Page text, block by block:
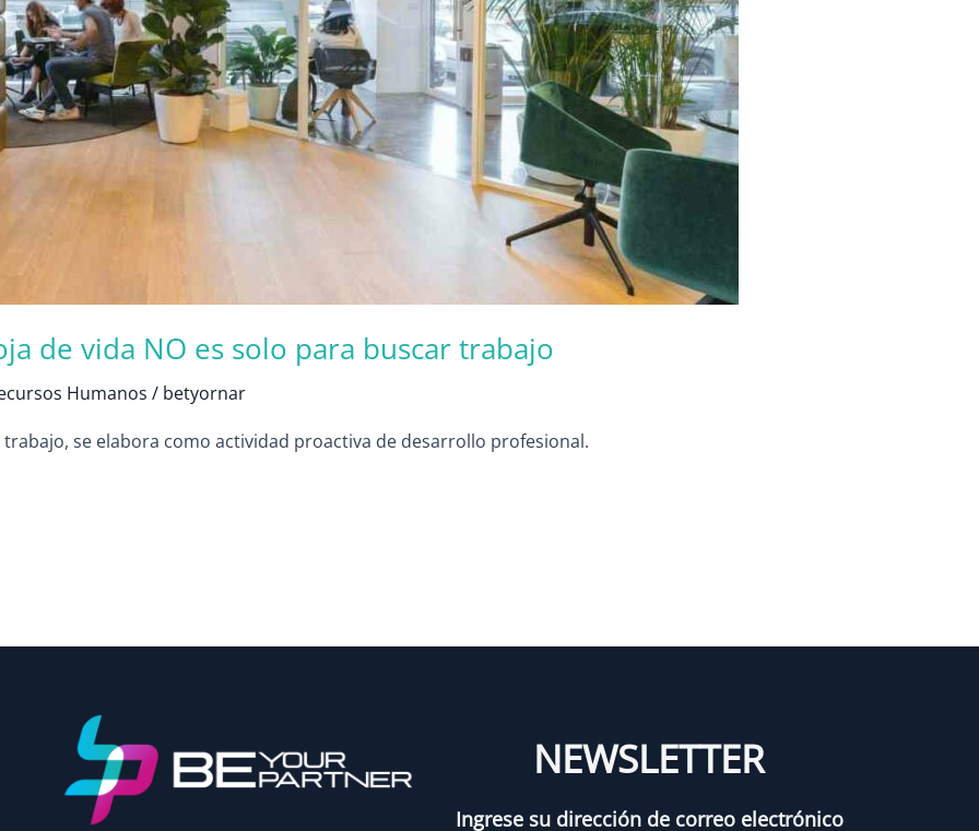
de vida NO es solo para buscar trabajo
Humanos / betyornar
se elabora como actividad proactiva de desarrollo profesional.
NEWSLETTER
Ingrese su dirección de correo electrónico